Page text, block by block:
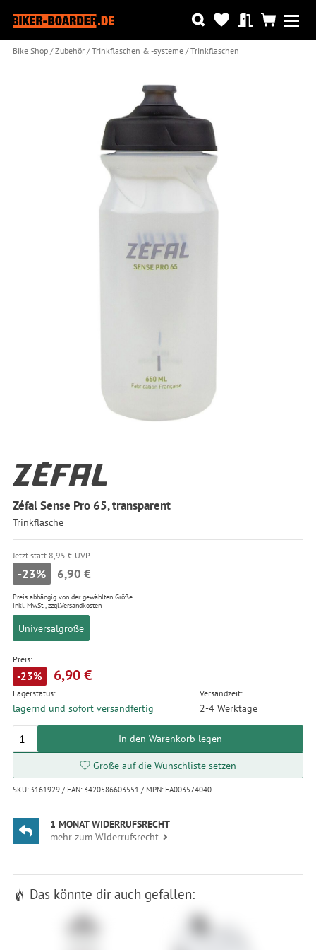
Bike Shop Zubehör Trinkflaschen & -systeme Trinkflaschen
Zéfal Sense Pro 65, transparent
Trinkflasche
Jetzt statt 8,95 € UVP
-23% 6,90 €
Preis abhängig von der gewählten Größe
inkl. MwSt., zzgl.Versandkosten
Universalgröße
Preis:
-23% 6,90 €
Lagerstatus:
lagernd und sofort versandfertig
Versandzeit:
2-4 Werktage
In den Warenkorb legen
Größe auf die Wunschliste setzen
SKU: 3161929 / EAN: 3420586603551 / MPN: FA003574040
1 MONAT WIDERRUFSRECHT
mehr zum Widerrufsrecht
Das könnte dir auch gefallen: